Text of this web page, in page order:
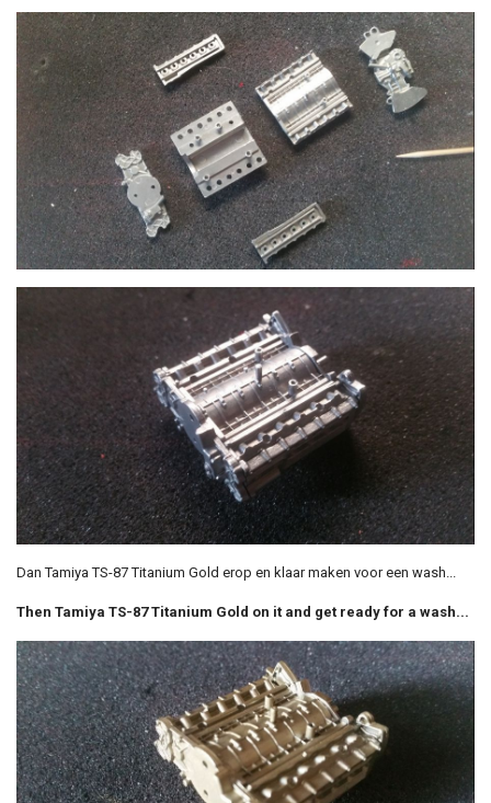
Dan Tamiya TS-87 Titanium Gold erop en klaar maken voor een wash...
Then Tamiya TS-87 Titanium Gold on it and get ready for a wash...